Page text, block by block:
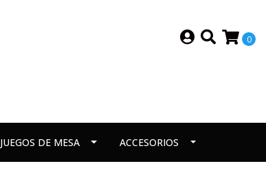
0
JUEGOS DE MESA ACCESORIOS